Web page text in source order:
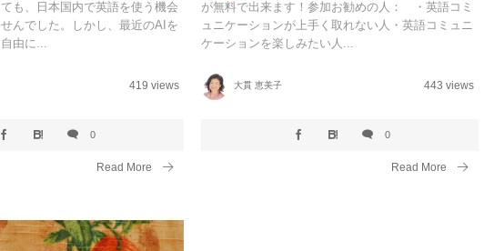
も、日本国内で英語を使う機会
んでした。しかし、最近のAIを
由に...
419 views
0
Read More
が無料で出来ます！​参加お勧めの人： ・英語コミ
ュニケーションが上手く取れない人・英語コミュニ
ケーションを楽しみたい人...
大貫 恵美子 443 views
0
Read More